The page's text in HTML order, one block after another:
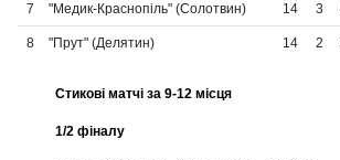
7 "Медик-Краснопіль" (Солотвин) 14 3
8 "Прут" (Делятин) 14 2
Стикові матчі за 9-12 місця
1/2 фіналу